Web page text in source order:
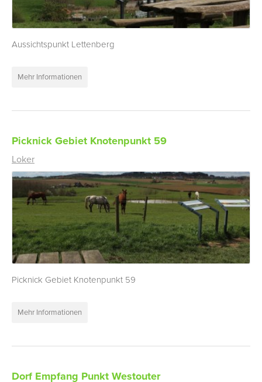
Aussichtspunkt Lettenberg
Mehr Informationen
Picknick Gebiet Knotenpunkt 59
Loker
Picknick Gebiet Knotenpunkt 59
Mehr Informationen
Dorf Empfang Punkt Westouter